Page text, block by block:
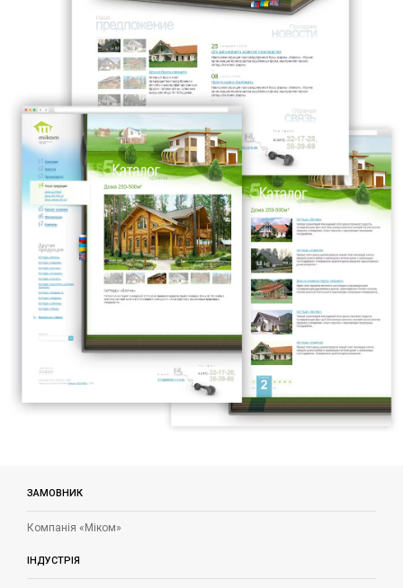
ЗАМОВНИК
Компанія «Міком»
ІНДУСТРІЯ